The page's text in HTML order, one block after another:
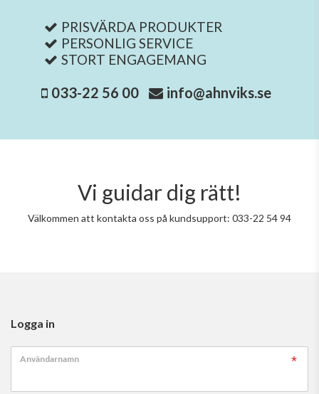
PRISVÄRDA PRODUKTER
PERSONLIG SERVICE
STORT ENGAGEMANG
033-22 56 00 info@ahnviks.se
Vi guidar dig rätt!
Välkommen att kontakta oss på kundsupport: 033-22 54 94
Logga in
Användarnamn